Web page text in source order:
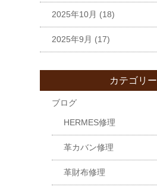
2025年10月 (18)
2025年9月 (17)
カテゴリー
ブログ
HERMES修理
革カバン修理
革財布修理